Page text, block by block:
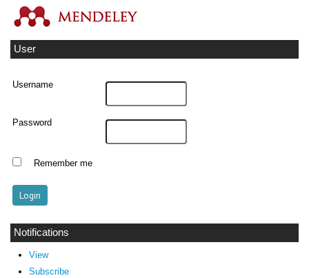
User
Username
Password
Remember me
Notifications
View
Subscribe